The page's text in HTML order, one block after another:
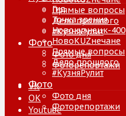
Прямые вопросы
Дело прошлого
#КузняРулит
Фото
Фото дня
Фоторепортажи
VK
ОК
Youtube
Гид
Точка зрения
Новокузнецк-400
НовоKUZнечане
Прямые вопросы
Дело прошлого
#КузняРулит
Фото
Фото дня
Фоторепортажи